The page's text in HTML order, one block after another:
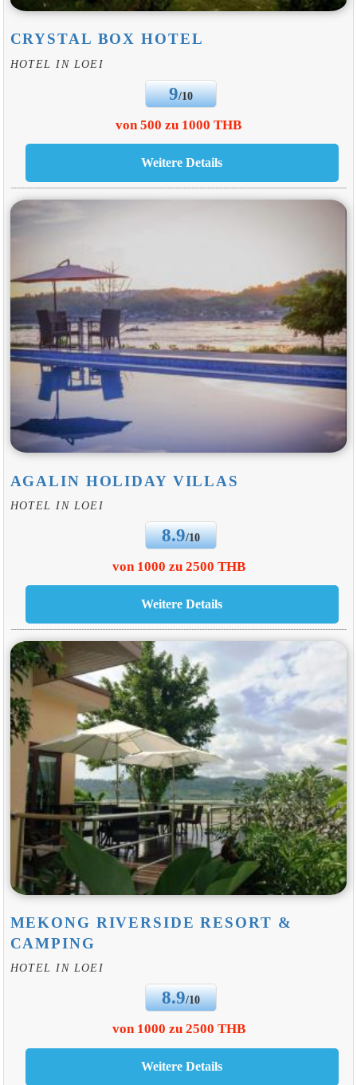
CRYSTAL BOX HOTEL
HOTEL IN LOEI
9/10
von 500 zu 1000 THB
AGALIN HOLIDAY VILLAS
HOTEL IN LOEI
8.9/10
von 1000 zu 2500 THB
MEKONG RIVERSIDE RESORT &
CAMPING
HOTEL IN LOEI
8.9/10
von 1000 zu 2500 THB